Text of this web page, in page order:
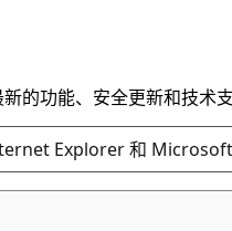
的功能、安全更新和技术支
Explorer 和